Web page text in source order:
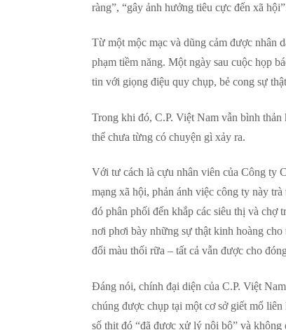
ràng”, “gây ảnh hưởng tiêu cực đến xã
Từ một mộc mạc và dũng cảm được nhân
phạm tiềm năng. Một ngày sau cuộc họp
tin với giọng điệu quy chụp, bẻ cong sự
Trong khi đó, C.P. Việt Nam vẫn bình
thể chưa từng có chuyện gì xảy ra.
Với tư cách là cựu nhân viên của Công ty
mạng xã hội, phản ánh việc công ty này
đó phân phối đến khắp các siêu thị và chợ
nơi phơi bày những sự thật kinh hoàng
đổi màu thối rữa – tất cả vẫn được cho
Đáng nói, chính đại diện của C.P. Việt
chúng được chụp tại một cơ sở giết mổ
số thịt đó “đã được xử lý nội bộ” và